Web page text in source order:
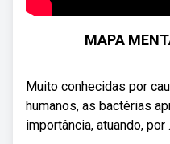
MAPA
Muito conhecidas por
humanos, as bactérias
importância, atuando, por